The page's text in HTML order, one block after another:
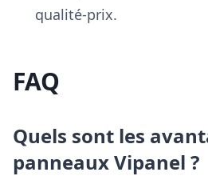
qualité-prix.
FAQ
Quels sont les
panneaux Vipanel ?